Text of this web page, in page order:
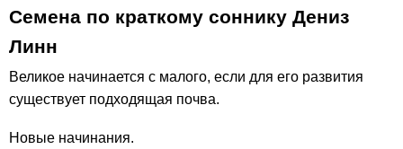
Семена по краткому соннику Дениз
Линн
Великое начинается с малого, если для его развития
существует подходящая почва.
Новые начинания.